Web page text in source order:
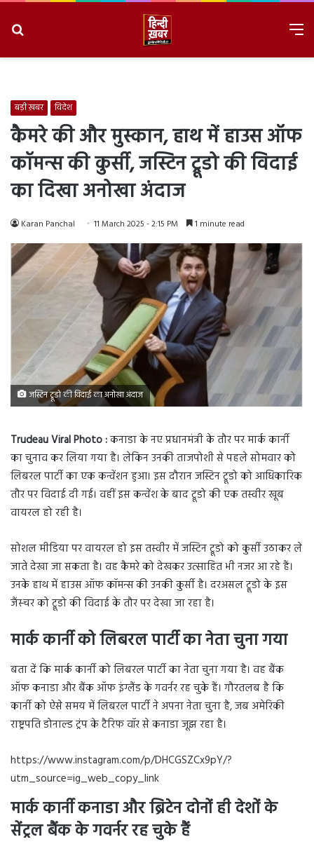
बड़ी ख़बर विदेश
कैमरे की और मुस्कान, हाथ में हाउस ऑफ
कॉमन्स की कुर्सी, जस्टिन ट्रूडो की विदाई
का दिखा अनोखा अंदाज
Karan Panchal 11 March 2025 - 2:15 PM 1 minute read
जस्टिन ट्रूडो की विदाई का अनोखा अंदाज
Trudeau Viral Photo :कनाडा के नए प्रधानमंत्री के तौर पर मार्क कार्नी
का चुनाव कर लिया गया है। लेकिन उनकी ताजपोशी से पहले सोमवार को
लिबरल पार्टी का एक कन्वेंशन हुआ। इस दौरान जस्टिन ट्रूडो को आधिकारिक
तौर पर विदाई दी गई। वहीं इस कन्वेंश के बाद ट्रूडो की एक तस्वीर खूब
वायरल हो रही है।
सोशल मीडिया पर वायरल हो इस तस्वीर में जस्टिन ट्रूडो को कुर्सी उठाकर ले
जाते देखा जा सकता है। वह कैमरे को देखकर उत्साहित भी नजर आ रहे हैं।
उनके हाथ में हाउस ऑफ कॉमन्स की उनकी कुर्सी है। दरअसल ट्रूडो के इस
जैंस्चर को ट्रूडो की विदाई के तौर पर देखा जा रहा है।
मार्क कार्नी को लिबरल पार्टी का नेता चुना गया
बता दें कि मार्क कार्नी को लिबरल पार्टी का नेता चुना गया है। वह बैंक
ऑफ कनाडा और बैंक ऑफ इंग्लैंड के गवर्नर रह चुके हैं। गौरतलब है कि
कार्नी को ऐसे समय में लिबरल पार्टी ने अपना नेता चुना है, जब अमेरिकी
राष्ट्रपति डोनाल्ड ट्रंप के टैरिफ वॉर से कनाडा जूझ रहा है।
https://www.instagram.com/p/DHCGSZCx9pY/?
utm_source=ig_web_copy_link
मार्क कार्नी कनाडा और ब्रिटेन दोनों ही देशों के
सेंट्रल बैंक के गवर्नर रह चुके हैं